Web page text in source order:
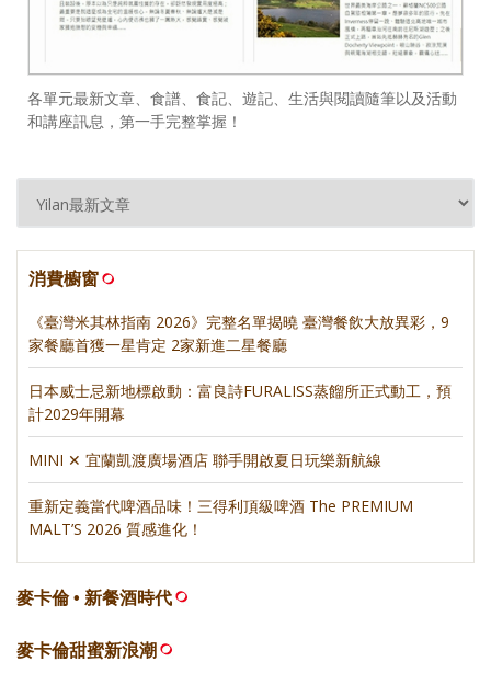
各單元最新文章、食譜、食記、遊記、生活與閱讀隨筆以及活動
和講座訊息，第一手完整掌握！
消費櫥窗
《臺灣米其林指南 2026》完整名單揭曉 臺灣餐飲大放異彩，9
家餐廳首獲一星肯定 2家新進二星餐廳
日本威士忌新地標啟動：富良詩FURALISS蒸餾所正式動工，預
計2029年開幕
MINI ✕ 宜蘭凱渡廣場酒店 聯手開啟夏日玩樂新航線
重新定義當代啤酒品味！三得利頂級啤酒 The PREMIUM
MALT’S 2026 質感進化！
麥卡倫 • 新餐酒時代
麥卡倫甜蜜新浪潮